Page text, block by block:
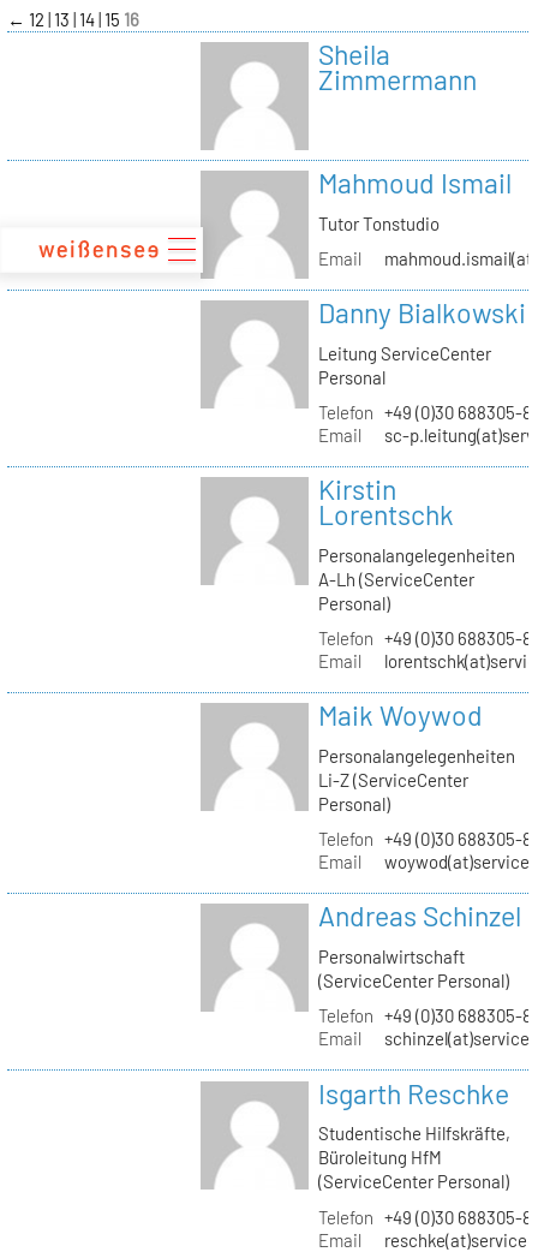
zum
Inhalt
← 12 13 14 15 16
Sheila
Zimmermann
Mahmoud Ismail
Tutor Tonstudio
Email
Danny Bialkowski
Leitung ServiceCenter
Personal
Telefon +49 (0)30 688305-
Email
sc-
Kirstin
Lorentschk
Personalangelegenheiten
A-Lh (ServiceCenter
Personal)
Telefon +49 (0)30 688305-
Email
Maik Woywod
Personalangelegenheiten
Li-Z (ServiceCenter
Personal)
Telefon +49 (0)30 688305-
Email
Andreas Schinzel
Personalwirtschaft
(ServiceCenter Personal)
Telefon +49 (0)30 688305-
Email
Isgarth Reschke
Studentische Hilfskräfte,
Büroleitung HfM
(ServiceCenter Personal)
Telefon +49 (0)30 688305-
Email